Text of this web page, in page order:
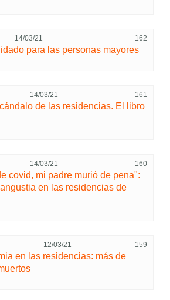
14/03/21 162
para las personas mayores
14/03/21 161
de las residencias. El libro
14/03/21 160
covid, mi padre murió de pena":
en las residencias de
12/03/21 159
en las residencias: más de